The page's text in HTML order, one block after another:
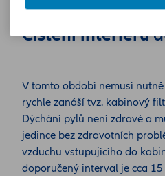
Čištění interiéru
V tomto období nemusí
rychle zanáší tvz. kabinový
Dýchání pylů není zdravé a
jedince bez zdravotních
vzduchu vstupujícího do
doporučený interval je cca